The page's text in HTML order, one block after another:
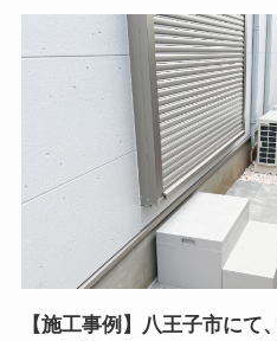
【施工事例】八王子市にて